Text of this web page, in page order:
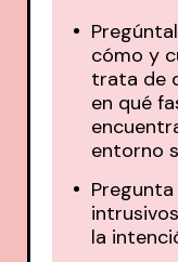
cómo y
trata de
en qué
entorno
la